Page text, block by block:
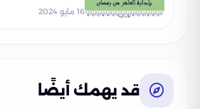
بالاجابات
16 مايو 2024
قد يهمك أيضًا